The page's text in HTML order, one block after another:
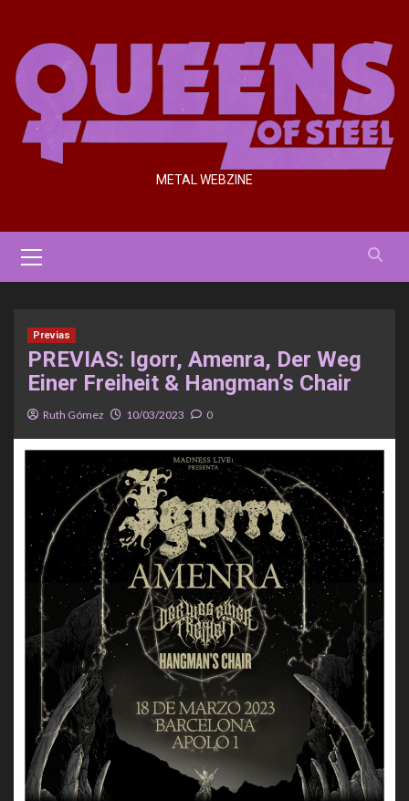
contenido
METAL WEBZINE
primario
Previas
PREVIAS: Igorr, Amenra, Der Weg
Einer Freiheit & Hangman’s Chair
Ruth Gómez 10/03/2023 0